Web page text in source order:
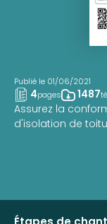
Publié le 01/06/2021
4pages 1487
Assurez la
d'isolation de